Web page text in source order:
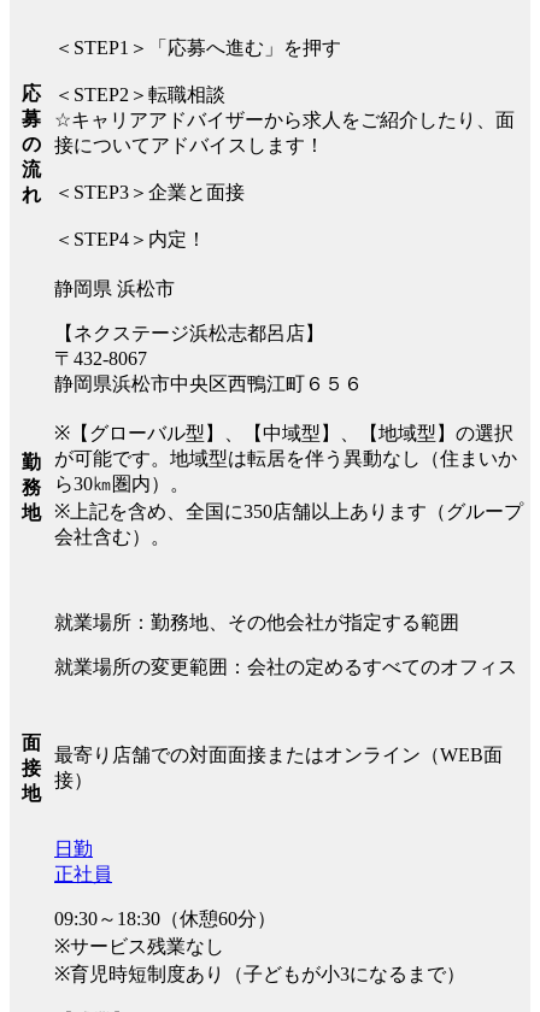
応
募
の
流
れ
＜STEP1＞「応募へ進む」を押す
＜STEP2＞転職相談
☆キャリアアドバイザーから求人をご紹介したり、面
接についてアドバイスします！
＜STEP3＞企業と面接
＜STEP4＞内定！
勤
務
地
静岡県 浜松市
【ネクステージ浜松志都呂店】
〒432-8067
静岡県浜松市中央区西鴨江町６５６
※【グローバル型】、【中域型】、【地域型】の選択
が可能です。地域型は転居を伴う異動なし（住まいか
ら30㎞圏内）。
※上記を含め、全国に350店舗以上あります（グループ
会社含む）。
就業場所：勤務地、その他会社が指定する範囲
就業場所の変更範囲：会社の定めるすべてのオフィス
面
接
地
最寄り店舗での対面面接またはオンライン（WEB面
接）
日勤
正社員
09:30～18:30（休憩60分）
※サービス残業なし
※育児時短制度あり（子どもが小3になるまで）